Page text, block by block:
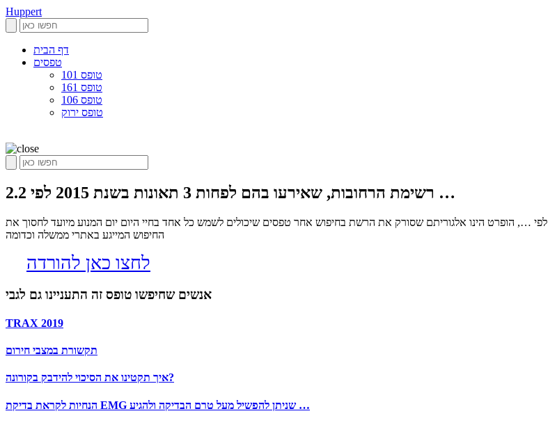
Huppert
דף הבית
טפסים
טופס 101
טופס 161
טופס 106
טופס ירוק
2.2 רשימת הרחובות, שאירעו בהם לפחות 3 תאונות בשנת 2015 לפי …
הינך בעמוד אשר מציג את 2.2 רשימת הרחובות, שאירעו בהם לפחות 3 תאונות בשנת 2015 לפי …, הופרט הינו אלגוריתם שסורק את הרשת בחיפוש אחר טפסים שיכולים לשמש כל אחד בחיי היום יום המנוע מיועד לחסוך את
החיפוש המייגע באתרי ממשלה וכדומה
לחצו כאן להורדה
אנשים שחיפשו טופס זה התעניינו גם לגבי
TRAX 2019
תקשורת במצבי חירום
איך תקטינו את הסיכוי להידבק בקורונה?
הנחיות לקראת בדיקת EMG שניתן להפשיל מעל טרם הבדיקה ולהגיע …